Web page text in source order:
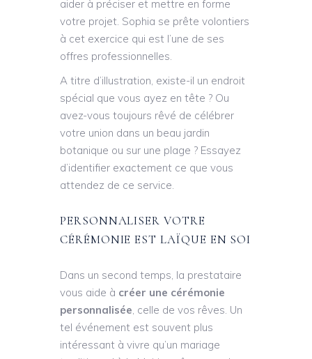
aider à préciser et mettre en forme
votre projet. Sophia se prête volontiers
à cet exercice qui est l’une de ses
offres professionnelles.
A titre d’illustration, existe-il un endroit
spécial que vous ayez en tête ? Ou
avez-vous toujours rêvé de célébrer
votre union dans un beau jardin
botanique ou sur une plage ? Essayez
d’identifier exactement ce que vous
attendez de ce service.
PERSONNALISER VOTRE
CÉRÉMONIE EST LAÏQUE EN SOI
Dans un second temps, la prestataire
vous aide à créer une cérémonie
personnalisée , celle de vos rêves. Un
tel événement est souvent plus
intéressant à vivre qu’un mariage